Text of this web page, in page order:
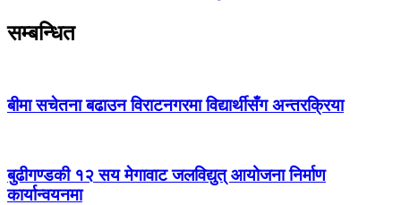
सम्बन्धित
बीमा सचेतना बढाउन विराटनगरमा विद्यार्थीसँग अन्तरक्रिया
बुढीगण्डकी १२ सय मेगावाट जलविद्युत् आयोजना निर्माण
कार्यान्वयनमा